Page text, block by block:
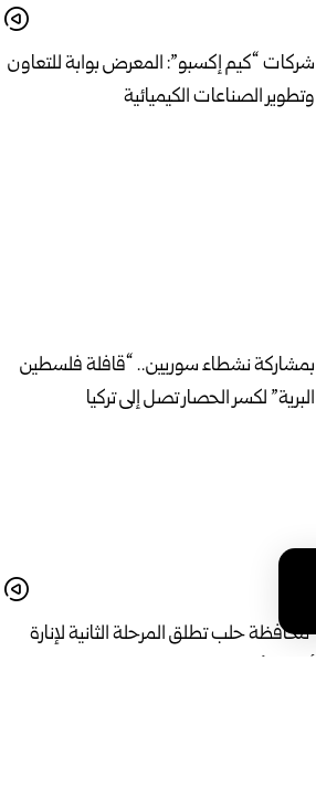
شركات “كيم إكسبو”: المعرض بوابة للتعاون
وتطوير الصناعات الكيميائية
بمشاركة نشطاء سوريين.. “قافلة فلسطين
البرية” لكسر الحصار تصل إلى تركيا
محافظة حلب تطلق المرحلة الثانية لإنارة